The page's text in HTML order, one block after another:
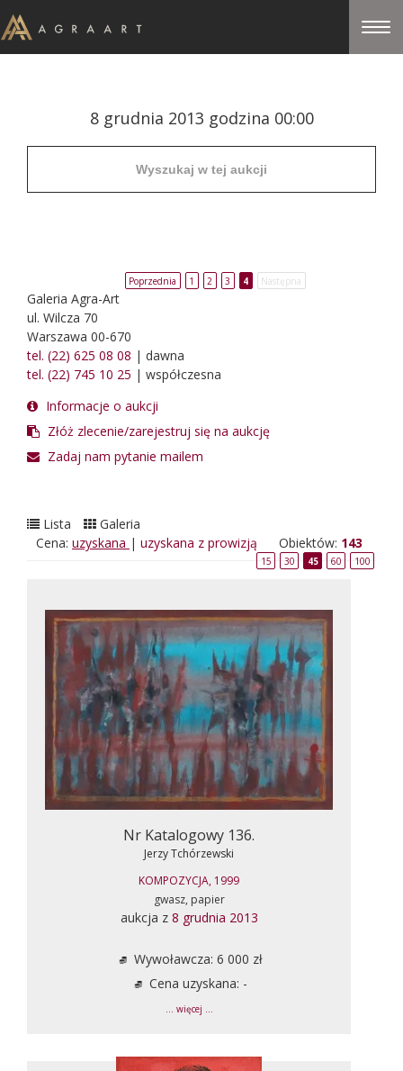
8 grudnia 2013 godzina 00:00
Poprzednia 1 2 3 4 Następna
Galeria Agra-Art
ul. Wilcza 70
Warszawa 00-670
tel. (22) 625 08 08 | dawna
tel. (22) 745 10 25 | współczesna
Informacje o aukcji
Złóż zlecenie/zarejestruj się na aukcję
Zadaj nam pytanie mailem
Lista
Galeria
Cena: uzyskana | uzyskana z prowizją Obiektów: 143
15 30 45 60 100
Nr Katalogowy 136.
Jerzy Tchórzewski
KOMPOZYCJA, 1999
gwasz, papier
aukcja z 8 grudnia 2013
Wywoławcza: 6 000 zł
Cena uzyskana: -
... więcej ...